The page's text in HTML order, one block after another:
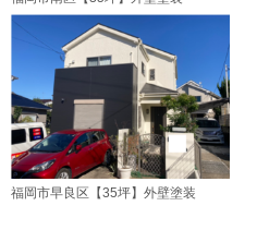
福岡市早良区【35坪】外壁塗装